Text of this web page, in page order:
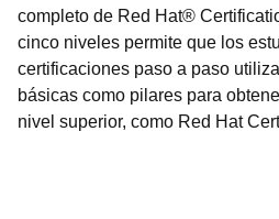
completo de Red Hat®
cinco niveles permite que los
certificaciones paso a paso
básicas como pilares para
nivel superior, como Red Hat